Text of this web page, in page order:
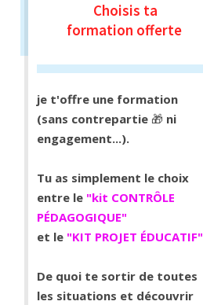
Choisis ta
formation offerte
je t'offre une formation
(sans contrepartie 🎁 ni
engagement...).
Tu as simplement le choix
entre le "kit CONTRÔLE
PÉDAGOGIQUE"
et le "KIT PROJET ÉDUCATIF"
De quoi te sortir de toutes
les situations et découvrir